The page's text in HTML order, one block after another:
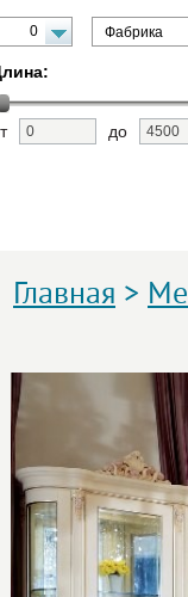
0 Фабрика
до
Главная >